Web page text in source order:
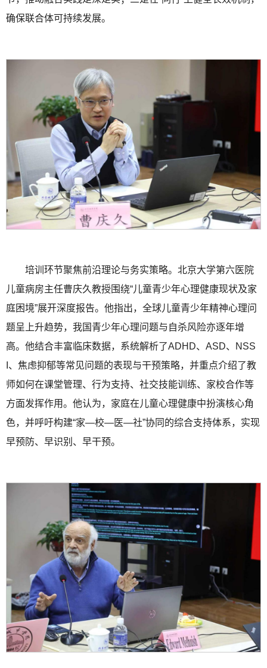
确保联合体可持续发展。
培训环节聚焦前沿理论与务实策略。北京大学第六医院
儿童病房主任曹庆久教授围绕“儿童青少年心理健康现状及家
庭困境”展开深度报告。他指出，全球儿童青少年精神心理问
题呈上升趋势，我国青少年心理问题与自杀风险亦逐年增
高。他结合丰富临床数据，系统解析了ADHD、ASD、NSS
I、焦虑抑郁等常见问题的表现与干预策略，并重点介绍了教
师如何在课堂管理、行为支持、社交技能训练、家校合作等
方面发挥作用。他认为，家庭在儿童心理健康中扮演核心角
色，并呼吁构建“家—校—医—社”协同的综合支持体系，实现
早预防、早识别、早干预。